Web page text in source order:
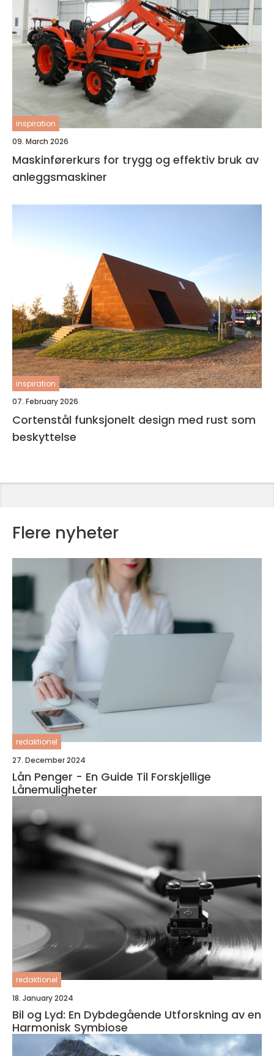
inspiration
09. March 2026
Maskinførerkurs for trygg og effektiv bruk av
anleggsmaskiner
inspiration
07. February 2026
Cortenstål funksjonelt design med rust som
beskyttelse
Flere nyheter
redaktionel
27. December 2024
Lån Penger - En Guide Til Forskjellige
Lånemuligheter
redaktionel
18. January 2024
Bil og Lyd: En Dybdegående Utforskning av en
Harmonisk Symbiose